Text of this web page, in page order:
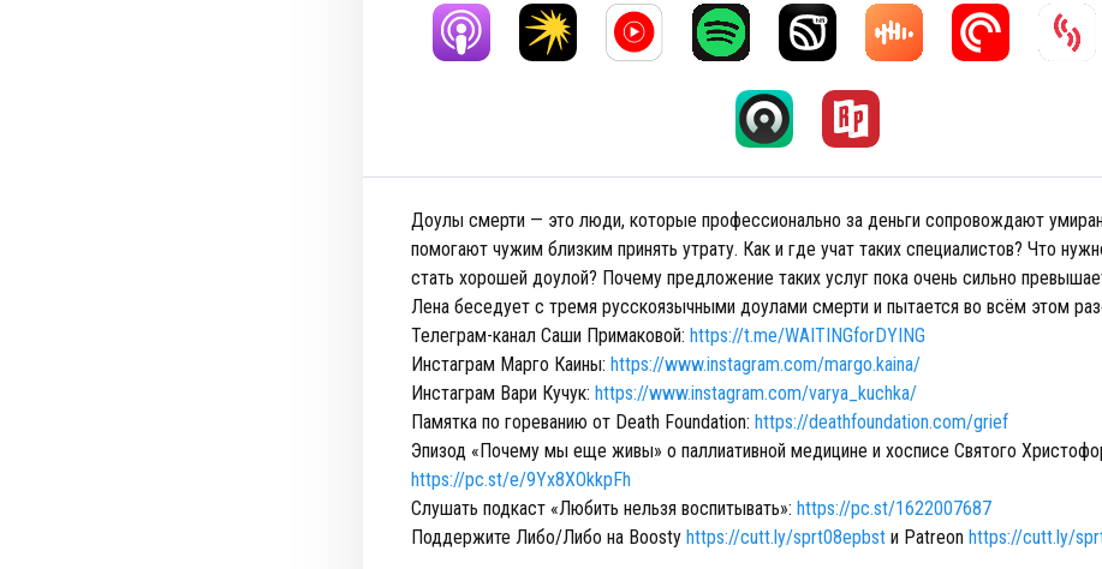
Доулы смерти — это люди, которые профессионально за деньги сопровождают
помогают чужим близким принять утрату. Как и где учат таких специалистов? Что
стать хорошей доулой? Почему предложение таких услуг пока очень сильно
Лена беседует с тремя русскоязычными доулами смерти и пытается во всём этом
Телеграм-канал Саши Примаковой: https://t.me/WAITINGforDYING
Инстаграм Марго Каины: https://www.instagram.com/margo.kaina/
Инстаграм Вари Кучук: https://www.instagram.com/varya_kuchka/
Памятка по гореванию от Death Foundation: https://deathfoundation.com/grief
Эпизод «Почему мы еще живы» о паллиативной медицине и хосписе Святого
https://pc.st/e/9Yx8XOkkpFh
Слушать подкаст «Любить нельзя воспитывать»: https://pc.st/1622007687
Поддержите Либо/Либо на Boosty https://cutt.ly/sprt08epbst и Patreon https://cutt.ly/